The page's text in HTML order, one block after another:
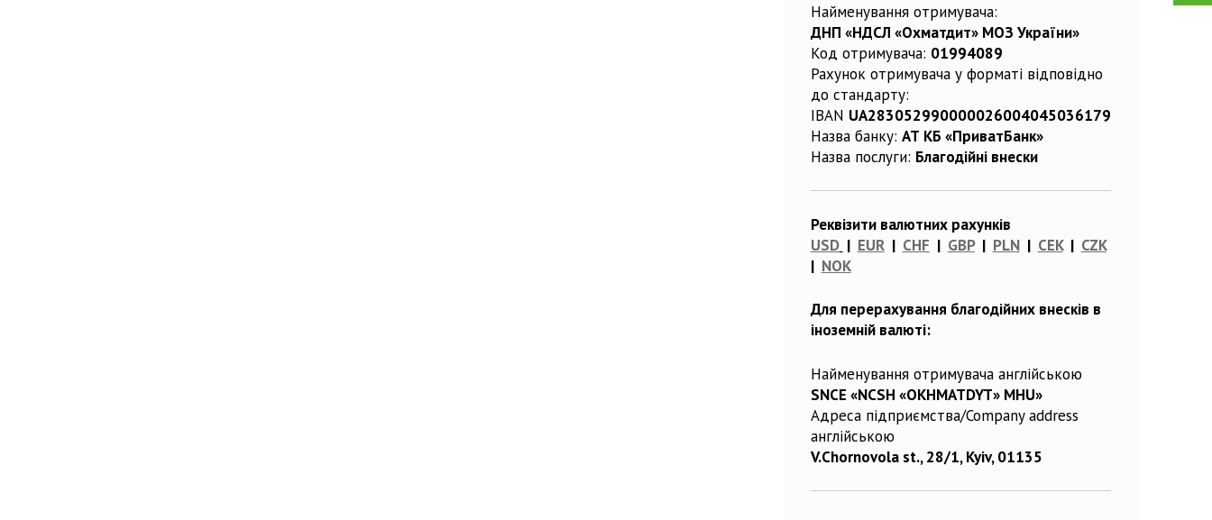
Найменування отримувача:
ДНП «НДСЛ «Охматдит» МОЗ України»
Код отримувача: 01994089
Рахунок отримувача у форматі відповідно
до стандарту:
IBAN UA283052990000026004045036179
Назва банку: АТ КБ «ПриватБанк»
Назва послуги: Благодійні внески
Реквізити валютних рахунків
USD | EUR| CHF | GBP| PLN| CEK| CZK
| NOK
Для перерахування благодійних внесків в
іноземній валюті:
Найменування отримувача англійською
SNCE «NCSH «OKHMATDYT» MHU»
Адреса підприємства/Company address
англійською
V.Chornovola st., 28/1, Kyiv, 01135